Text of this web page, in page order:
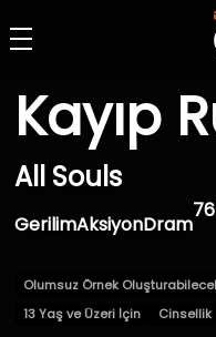
Kayıp
All Souls
GerilimAksiyonDram
Olumsuz Örnek
13 Yaş ve Üzeri İçin
Cinsellik